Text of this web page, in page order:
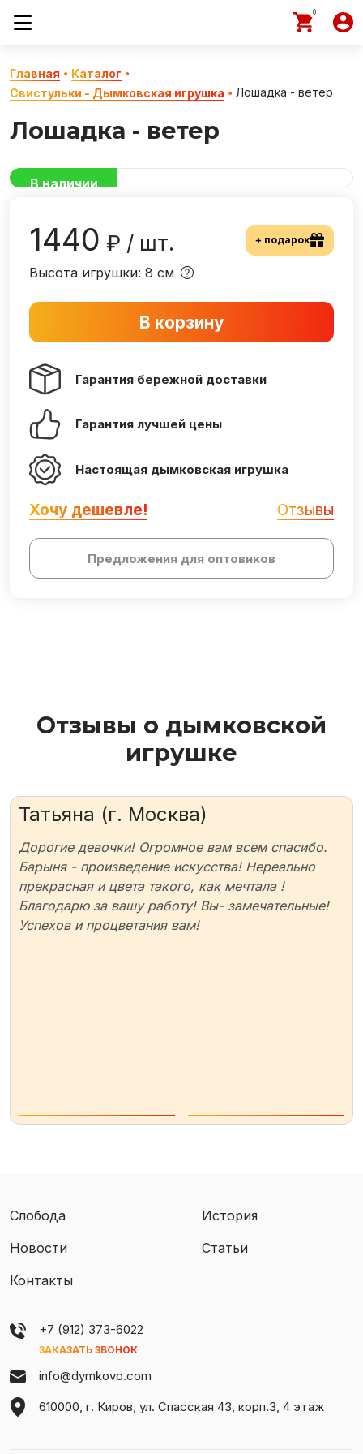
0
Главная
Каталог
Свистульки - Дымковская игрушка
Лошадка - ветер
Лошадка - ветер
В наличии
1440 ₽ / шт. + подарок
Высота игрушки: 8 см
В корзину
Гарантия бережной доставки
Гарантия лучшей цены
Настоящая дымковская игрушка
Хочу дешевле! Отзывы
Предложения для оптовиков
Отзывы о дымковской
игрушке
Татьяна (г. Москва)
Дорогие девочки! Огромное вам всем спасибо.
Барыня - произведение искусства! Нереально
прекрасная и цвета такого, как мечтала !
Благодарю за вашу работу! Вы- замечательные!
Успехов и процветания вам!
Слобода
История
Новости
Статьи
Контакты
+7 (912) 373-6022
ЗАКАЗАТЬ ЗВОНОК
info@dymkovo.com
610000, г. Киров, ул. Спасская 43, корп.3, 4 этаж